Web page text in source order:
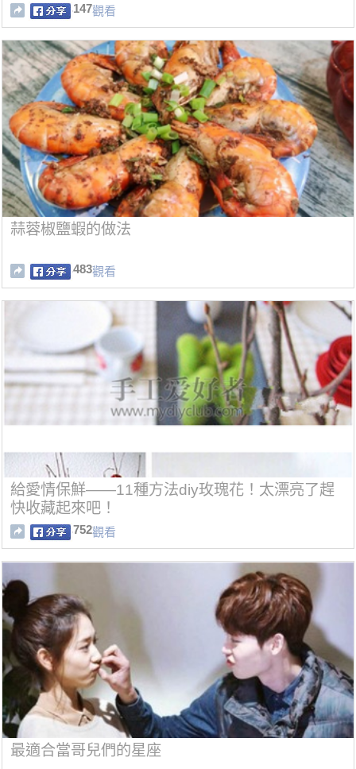
147觀看
蒜蓉椒鹽蝦的做法
483觀看
給愛情保鮮——11種方法diy玫瑰花！太漂亮了趕
快收藏起來吧！
752觀看
最適合當哥兒們的星座